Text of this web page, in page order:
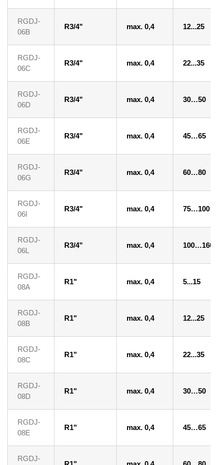
RGDJ-
06B
R3/4" max. 0,4 12...25
RGDJ-
06C
R3/4" max. 0,4 22...35
RGDJ-
06D
R3/4" max. 0,4 30…50
RGDJ-
06E
R3/4" max. 0,4 45…65
RGDJ-
06G
R3/4" max. 0,4 60…80
RGDJ-
06I
R3/4" max. 0,4 75…100
RGDJ-
06L
R3/4" max. 0,4 100…160
RGDJ-
08A
R1" max. 0,4 5...15
RGDJ-
08B
R1" max. 0,4 12...25
RGDJ-
08C
R1" max. 0,4 22...35
RGDJ-
08D
R1" max. 0,4 30…50
RGDJ-
08E
R1" max. 0,4 45…65
RGDJ-